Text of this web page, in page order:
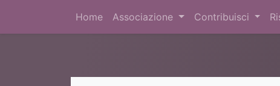
Home Associazione Contribuisci